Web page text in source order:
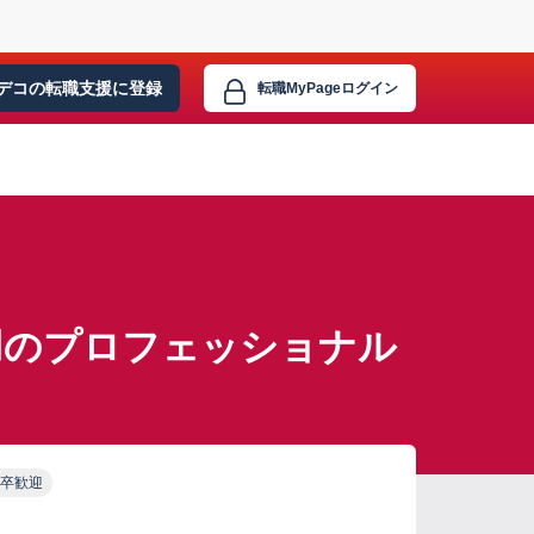
コの転職支援に登録 転職MyPageログイン
プロフェッショナル
歓迎